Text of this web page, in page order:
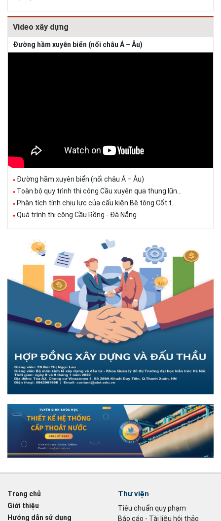
Video xây dựng
Đường hầm xuyên biển (nối châu Á – Âu)
Đường hầm xuyên biển (nối châu Á – Âu)
Toàn bộ quy trình thi công Cầu xuyên qua thung lũn...
Phân tích tính chịu lực của cấu kiện Bê tông Cốt t...
Quá trình thi công Cầu Rồng - Đà Nẵng
Trang chủ
Giới thiệu
Hướng dẫn sử dụng
Thư viện
Tiêu chuẩn quy phạm
Báo cáo - Tài liệu hội thảo